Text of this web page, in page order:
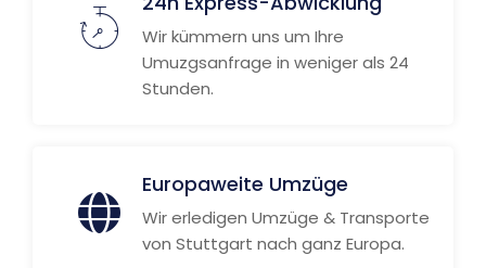
Wir kümmern uns um Ihre
Umuzgsanfrage in weniger als 24
Stunden.
Europaweite Umzüge
Wir erledigen Umzüge & Transporte
von Stuttgart nach ganz Europa.